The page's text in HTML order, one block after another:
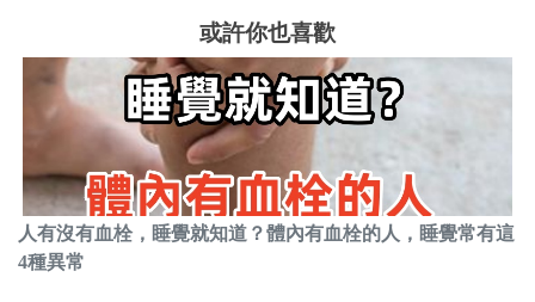
或許你也喜歡
人有沒有血栓，睡覺就知道？體內有血栓的人，睡覺常有這
4種異常